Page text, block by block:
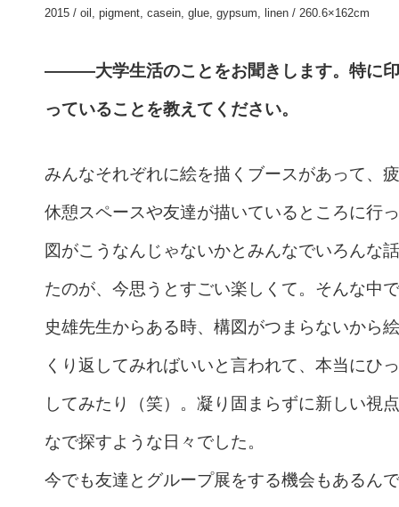
2015 / oil, pigment, casein, glue, gypsum, linen / 260.6×162cm
———大学生活のことをお聞きします。特に
っていることを教えてください。
みんなそれぞれに絵を描くブースがあって、
休憩スペースや友達が描いているところに行
図がこうなんじゃないかとみんなでいろんな
たのが、今思うとすごい楽しくて。そんな中
史雄先生からある時、構図がつまらないから
くり返してみればいいと言われて、本当にひ
してみたり（笑）。凝り固まらずに新しい視
なで探すような日々でした。
今でも友達とグループ展をする機会もあるん